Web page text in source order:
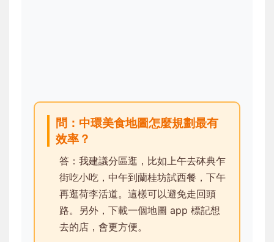
問：中環美食地圖怎麼規劃最有
效率？
答：我建議分區逛，比如上午去砵典乍
街吃小吃，中午到蘭桂坊試西餐，下午
再逛荷李活道。這樣可以避免走回頭
路。另外，下載一個地圖 app 標記想
去的店，會更方便。